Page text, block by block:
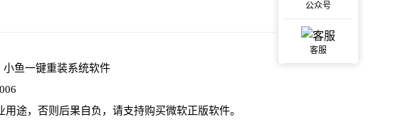
小鱼一键重装系统软件
途，否则后果自负，请支持购买微软正版软件。
公众号
客服